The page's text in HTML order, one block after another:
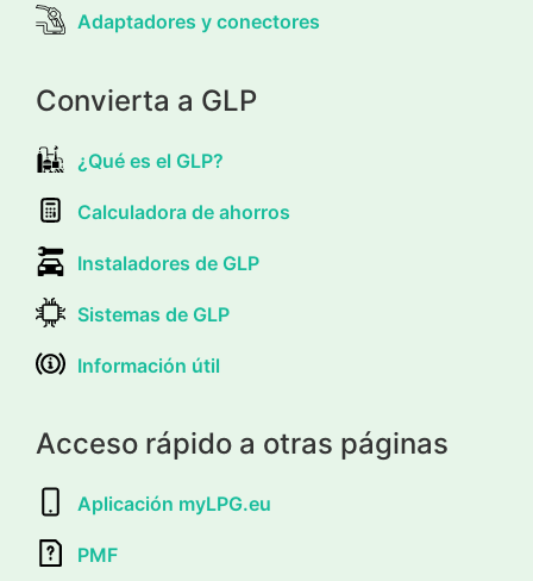
Adaptadores y conectores
Convierta a GLP
¿Qué es el GLP?
Calculadora de ahorros
Instaladores de GLP
Sistemas de GLP
Información útil
Acceso rápido a otras páginas
Aplicación myLPG.eu
PMF